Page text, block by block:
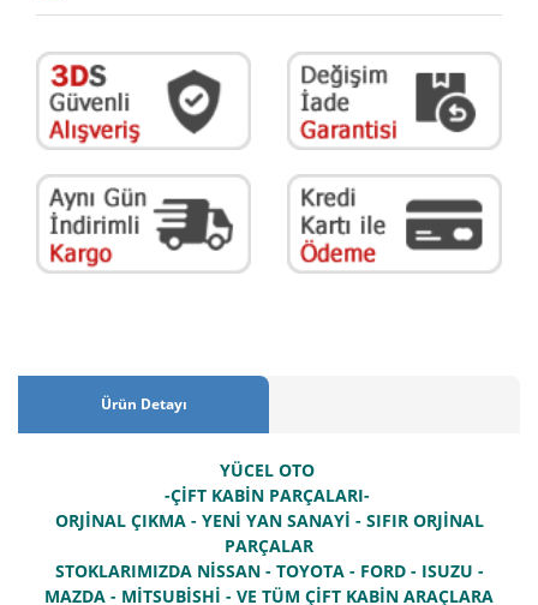
Ürün Detayı
YÜCEL OTO
-ÇİFT KABİN PARÇALARI-
ORJİNAL ÇIKMA - YENİ YAN SANAYİ - SIFIR ORJİNAL
PARÇALAR
STOKLARIMIZDA NİSSAN - TOYOTA - FORD - ISUZU -
MAZDA - MİTSUBİSHİ - VE TÜM ÇİFT KABİN ARAÇLARA